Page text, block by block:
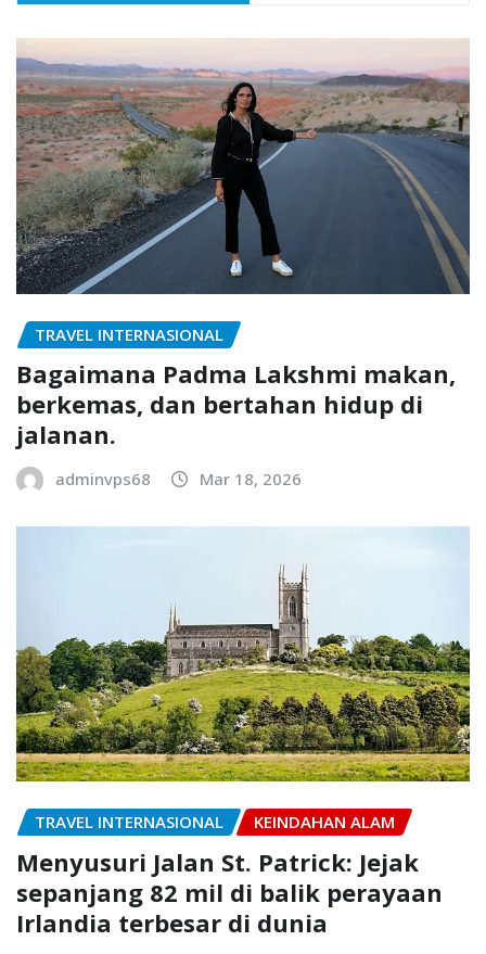
TRAVEL INTERNASIONAL
Bagaimana Padma Lakshmi makan,
berkemas, dan bertahan hidup di
jalanan.
adminvps68 Mar 18, 2026
TRAVEL INTERNASIONAL KEINDAHAN ALAM
Menyusuri Jalan St. Patrick: Jejak
sepanjang 82 mil di balik perayaan
Irlandia terbesar di dunia